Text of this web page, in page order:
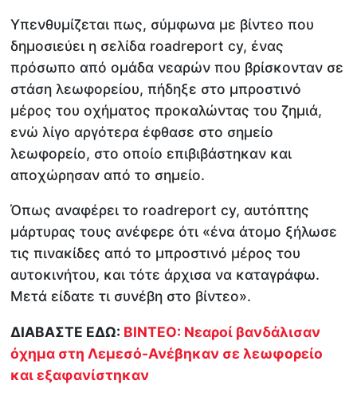
Υπενθυμίζεται πως, σύμφωνα με βίντεο που
δημοσιεύει η σελίδα roadreport cy, ένας
πρόσωπο από ομάδα νεαρών που βρίσκονταν σε
στάση λεωφορείου, πήδηξε στο μπροστινό
μέρος του οχήματος προκαλώντας του ζημιά,
ενώ λίγο αργότερα έφθασε στο σημείο
λεωφορείο, στο οποίο επιβιβάστηκαν και
αποχώρησαν από το σημείο.
Όπως αναφέρει το roadreport cy, αυτόπτης
μάρτυρας τους ανέφερε ότι «ένα άτομο ξήλωσε
τις πινακίδες από το μπροστινό μέρος του
αυτοκινήτου, και τότε άρχισα να καταγράφω.
Μετά είδατε τι συνέβη στο βίντεο».
ΔΙΑΒΑΣΤΕ ΕΔΩ: ΒΙΝΤΕΟ: Νεαροί βανδάλισαν
όχημα στη Λεμεσό-Ανέβηκαν σε λεωφορείο
και εξαφανίστηκαν